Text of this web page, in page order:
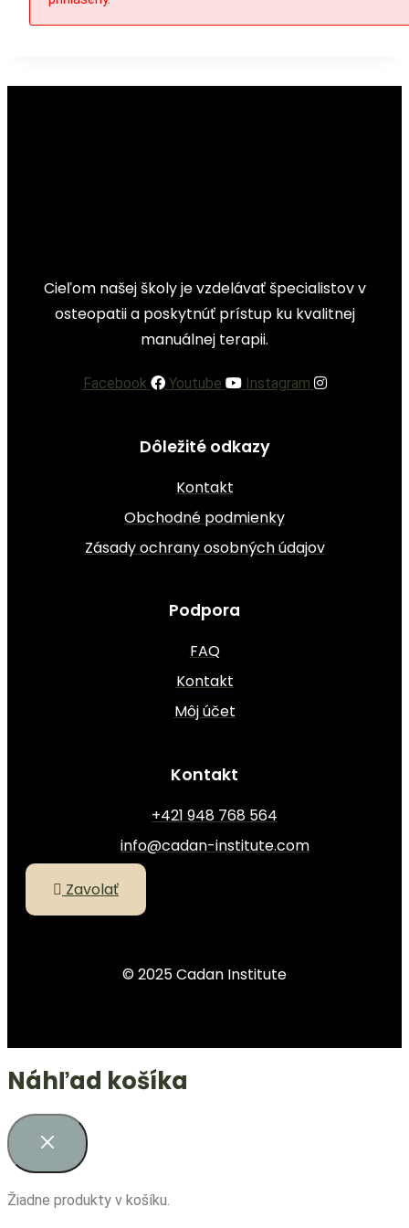
Cieľom našej školy je vzdelávať špecialistov v
osteopatii a poskytnúť prístup ku kvalitnej
manuálnej terapii.
Facebook Youtube Instagram
Dôležité odkazy
Kontakt
Obchodné podmienky
Zásady ochrany osobných údajov
Podpora
FAQ
Kontakt
Môj účet
Kontakt
+421 948 768 564
info@cadan-institute.com
Zavolať
© 2025 Cadan Institute
Náhľad košíka
Žiadne produkty v košíku.